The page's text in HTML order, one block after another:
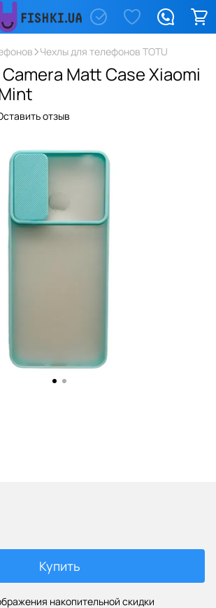
Чехлы для телефонов TOTU
Matt Case Xiaomi
отзыв
Купить
накопительной скидки